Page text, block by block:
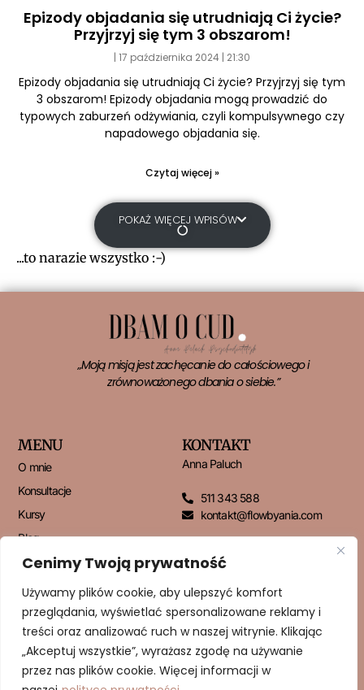
Cenimy Twoją prywatność
Używamy plików cookie, aby ulepszyć komfort
przeglądania, wyświetlać spersonalizowane reklamy i
treści oraz analizować ruch w naszej witrynie. Klikając
„Akceptuj wszystkie”, wyrażasz zgodę na używanie
przez nas plików cookie. Więcej informacji w
Epizody objadania się utrudniają Ci życie?
Przyjrzyj się tym 3 obszarom!
17 października 2024 21:30
Epizody objadania się utrudniają Ci życie? Przyjrzyj się tym
3 obszarom! Epizody objadania mogą prowadzić do
typowych zaburzeń odżywiania, czyli kompulsywnego czy
napadowego objadania się.
Czytaj więcej »
POKAŻ WIĘCEJ WPISÓW
...to narazie wszystko :-)
„Moją misją jest zachęcanie do całościowego i
zrównoważonego dbania o siebie.”
MENU
O mnie
Konsultacje
Kursy
Blog
Kontakt
KONTAKT
Anna Paluch
511 343 588
kontakt@flowbyania.com
NEWSLETTER